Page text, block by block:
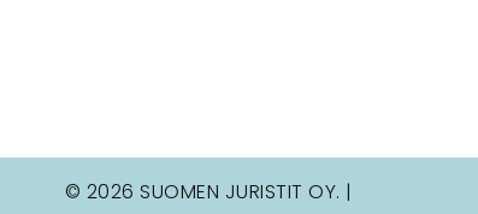
© 2026 SUOMEN JURISTIT OY. |